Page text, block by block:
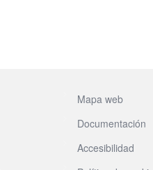
Mapa web
Documentación
Accesibilidad